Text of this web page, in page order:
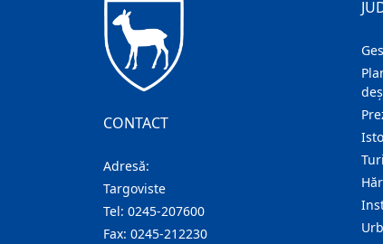
CONTACT
Adresă:
Targoviste
Tel: 0245-207600
Fax: 0245-212230